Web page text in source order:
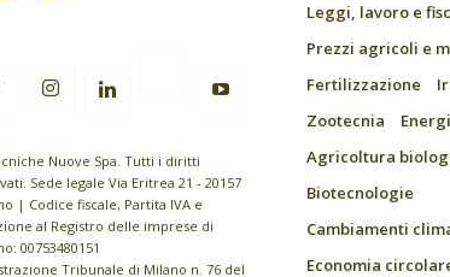
Nuove Spa. Tutti i diritti
Sede legale Via Eritrea 21 - 20157
| Codice fiscale, Partita IVA e
al Registro delle imprese di
00753480151
Tribunale di Milano n. 76 del
Leggi, lavoro e
Prezzi agricoli e
Fertilizzazione
Zootecnia
Agricoltura
Biotecnologie
Cambiamenti
Economia